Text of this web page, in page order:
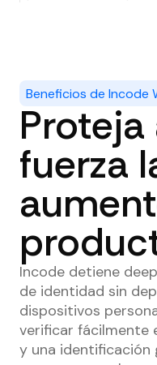
Beneficios de Incode
Proteja
fuerza
Incode detiene
de identidad sin
dispositivos
verificar fácilmente
y una identificación